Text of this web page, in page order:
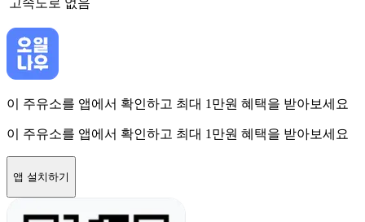
고속도로 없음
이 주유소를 앱에서 확인하고 최대 1만원 혜택을 받아보세요
이 주유소를 앱에서 확인하고 최대 1만원 혜택을 받아보세요
앱 설치하기